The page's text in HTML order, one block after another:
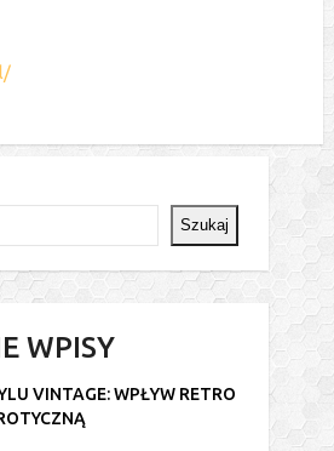
Szukaj
WPISY
VINTAGE: WPŁYW RETRO